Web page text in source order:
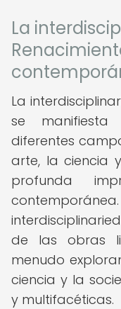
La
La
se
diferentes
arte, la ciencia
profunda
de las obras
menudo
ciencia y la
y multifacéticas.